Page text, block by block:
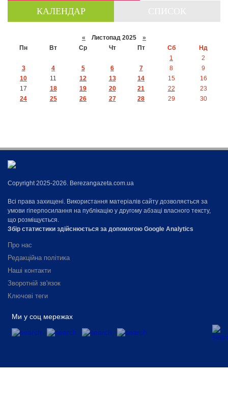
КАЛЕНДАР
« Листопад 2025 »
Пн
Вт Ср Чт Пт Сб
Нд
1
2
3
4 5 6 7 8
9
10
11 12 13 14 15
16
17
18 19 20 21 22
23
24
25 26 27 28 29 30
Copyright 2025-2026. Berezangazeta.com.ua
Всі права захищені. Використання матеріалів сайту дозволяється за
умови гіперпосилання на публікацію у другому абзаці власного тексту,
що розміщується.
Збір статистики здійснюється за допомогою Google Analytics
Про нас
Редакційна політика
Наші контакти
Зворотній зв'язок
Ключові теги
Ми у соц мережах